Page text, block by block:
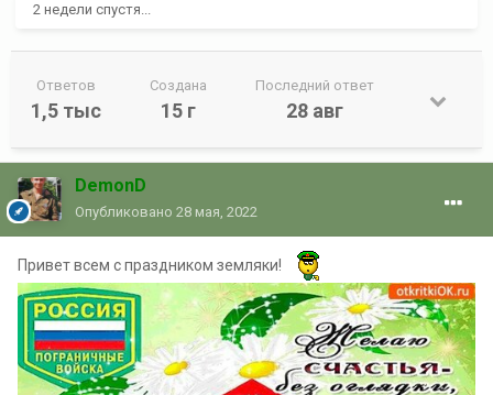
2 недели спустя...
Ответов
1,5 тыс
Создана
15 г
Последний ответ
28 авг
DemonD
Опубликовано 28 мая, 2022
Привет всем с праздником земляки!